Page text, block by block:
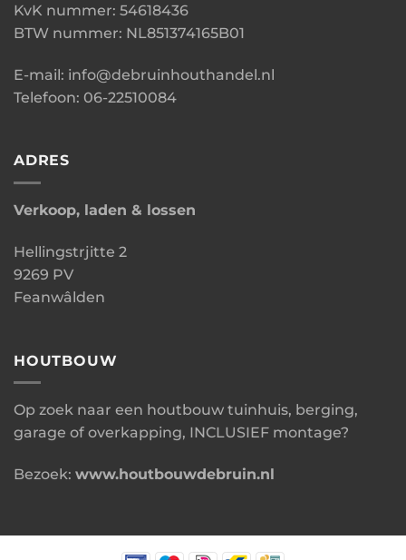
KvK nummer: 54618436
BTW nummer: NL851374165B01
E-mail: info@debruinhouthandel.nl
Telefoon: 06-22510084
ADRES
Verkoop, laden & lossen
Hellingstrjitte 2
9269 PV
Feanwâlden
HOUTBOUW
Op zoek naar een houtbouw tuinhuis, berging,
garage of overkapping, INCLUSIEF montage?
Bezoek: www.houtbouwdebruin.nl